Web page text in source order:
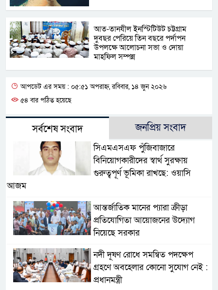
আত-তানযীল ইনস্টিটিউট চট্টগ্রাম
দুবছর পেরিয়ে তিন বছরে পর্দাপন
উপলক্ষে আলোচনা সভা ও দোয়া
মাহফিল সম্পন্ন
আপডেট এর সময় : ০৫:৫১ অপরাহ্ন, রবিবার, ১৪ জুন ২০২৬
৫৪ বার পঠিত হয়েছে
সর্বশেষ সংবাদ জনপ্রিয় সংবাদ
সিএমএসএফ পুঁজিবাজারে
বিনিয়োগকারীদের স্বার্থ সুরক্ষায়
গুরুত্বপূর্ণ ভূমিকা রাখছে: ওয়াসি
আজম
আন্তর্জাতিক মানের প্যারা ক্রীড়া
প্রতিযোগিতা আয়োজনের উদ্যোগ
নিয়েছে সরকার
নদী দূষণ রোধে সমন্বিত পদক্ষেপ
গ্রহণে অবহেলার কোনো সুযোগ নেই :
প্রধানমন্ত্রী